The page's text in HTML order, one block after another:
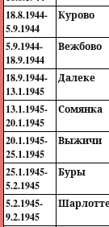
18.8.1944-
5.9.1944
Курово
5.9.1944-
18.9.1944
Вежбово
18.9.1944-
13.1.1945
Далеке
13.1.1945-
20.1.1945
Сомянка
20.1.1945-
25.1.1945
Выжичи
25.1.1945-
5.2.1945
Буры
5.2.1945-
9.2.1945